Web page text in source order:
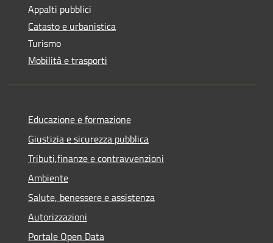
Appalti pubblici
Catasto e urbanistica
Turismo
Mobilità e trasporti
Educazione e formazione
Giustizia e sicurezza pubblica
Tributi,finanze e contravvenzioni
Ambiente
Salute, benessere e assistenza
Autorizzazioni
Portale Open Data